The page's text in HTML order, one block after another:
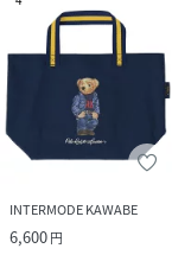
INTERMODE KAWABE
6,600円